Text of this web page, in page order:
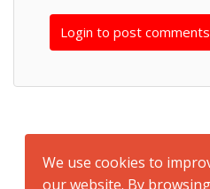
Login to post comments
We use cookies to
our website. By